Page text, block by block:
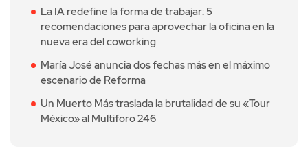
La IA redefine la forma de trabajar: 5
recomendaciones para aprovechar la oficina en la
nueva era del coworking
María José anuncia dos fechas más en el máximo
escenario de Reforma
Un Muerto Más traslada la brutalidad de su «Tour
México» al Multiforo 246